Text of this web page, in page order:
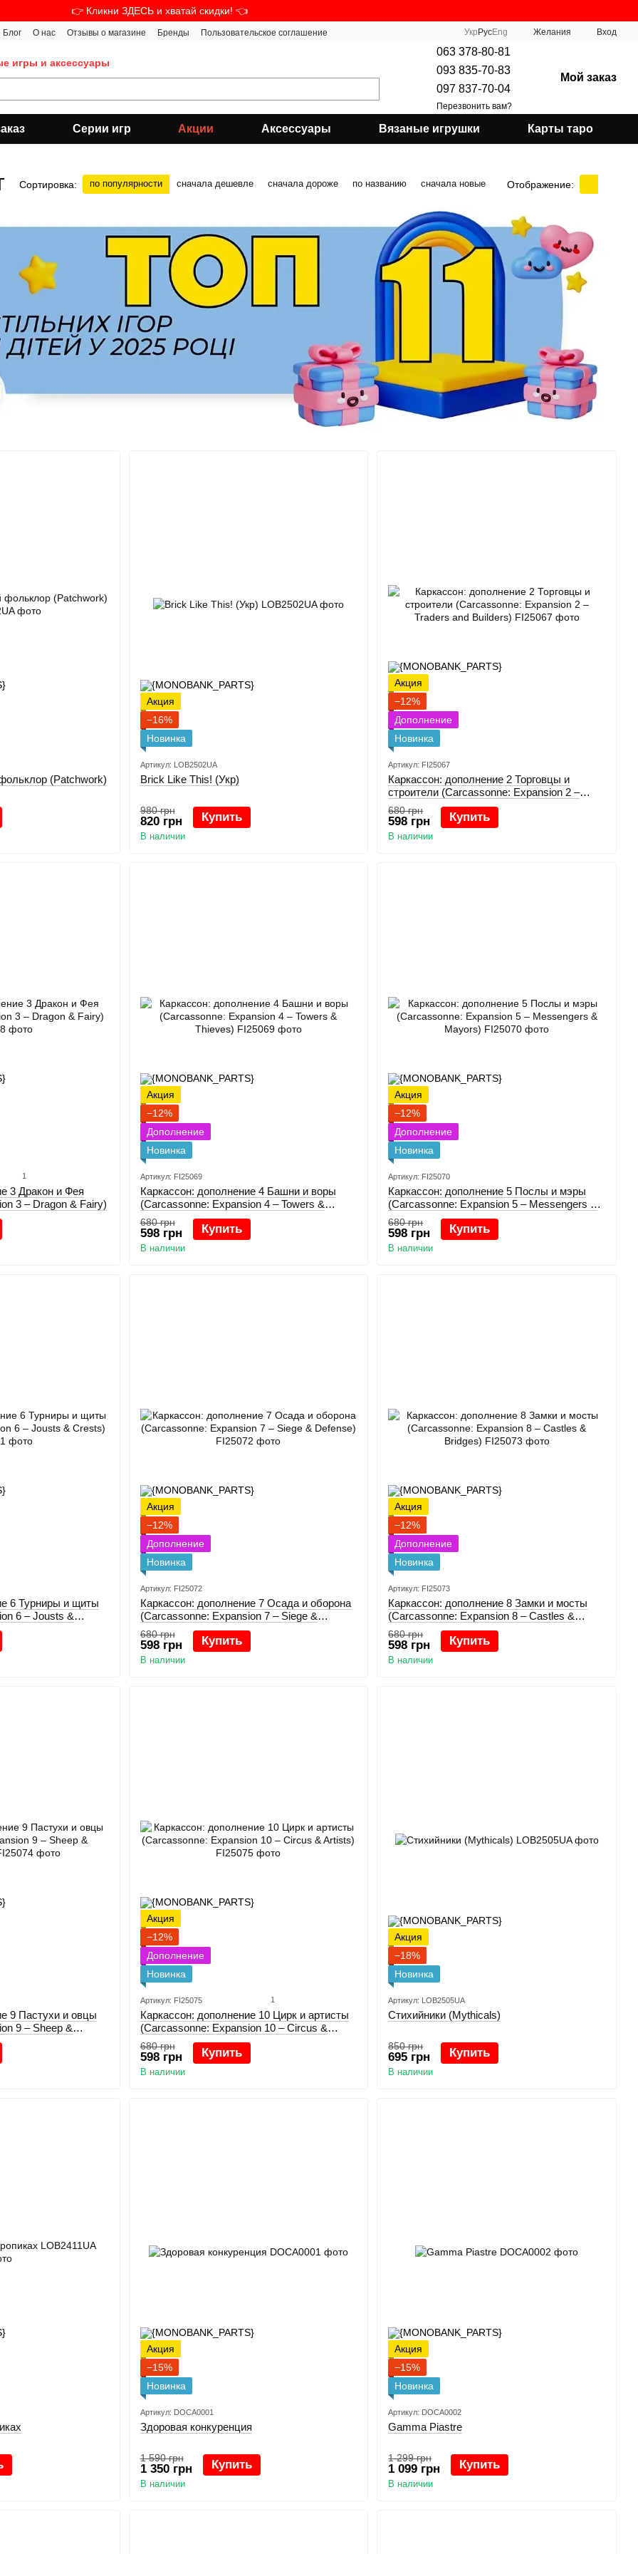
👉 Кликни ЗДЕСЬ и хватай скидки! 👈
Блог О нас Отзывы о магазине Бренды
Пользовательское соглашение
Укр РусEng Желания Вход
игры и аксессуары
063 378-80-81
093 835-70-83
097 837-70-04
Перезвонить вам?
Мой заказ
Серии игр Акции Аксессуары Вязаные игрушки Карты таро
Сортировка: по популярности сначала дешевле сначала дороже по названию сначала новые Отображение:
(Patchwork)
Акция
−16%
Новинка
Артикул: LOB2502UA
Brick Like This! (Укр)
980 грн
820 грн Купить
В наличии
Акция
−12%
Дополнение
Новинка
Артикул: FI25067
Каркасcон: дополнение 2 Торговцы и
строители (Carcassonne: Expansion 2 –
Traders and Builders)
680 грн
598 грн Купить
В наличии
1
3 Дракон и Фея
3 – Dragon & Fairy)
Акция
−12%
Дополнение
Новинка
Артикул: FI25069
Каркасcон: дополнение 4 Башни и воры
(Carcassonne: Expansion 4 – Towers &
Thieves)
680 грн
598 грн Купить
В наличии
Акция
−12%
Дополнение
Новинка
Артикул: FI25070
Каркасcон: дополнение 5 Послы и мэры
(Carcassonne: Expansion 5 – Messengers &
Mayors)
680 грн
598 грн Купить
В наличии
6 Турниры и щиты
6 – Jousts &
Акция
−12%
Дополнение
Новинка
Артикул: FI25072
Каркасcон: дополнение 7 Осада и оборона
(Carcassonne: Expansion 7 – Siege &
Defense)
680 грн
598 грн Купить
В наличии
Акция
−12%
Дополнение
Новинка
Артикул: FI25073
Каркасcон: дополнение 8 Замки и мосты
(Carcassonne: Expansion 8 – Castles &
Bridges)
680 грн
598 грн Купить
В наличии
9 Пастухи и овцы
9 – Sheep &
Акция
−12%
Дополнение
Новинка
Артикул: FI25075 1
Каркасcон: дополнение 10 Цирк и артисты
(Carcassonne: Expansion 10 – Circus &
Artists)
680 грн
598 грн Купить
В наличии
Акция
−18%
Новинка
Артикул: LOB2505UA
Стихийники (Mythicals)
850 грн
695 грн Купить
В наличии
Акция
−15%
Новинка
Артикул: DOCA0001
Здоровая конкуренция
1 590 грн
1 350 грн Купить
В наличии
Акция
−15%
Новинка
Артикул: DOCA0002
Gamma Piastre
1 299 грн
1 099 грн Купить
В наличии